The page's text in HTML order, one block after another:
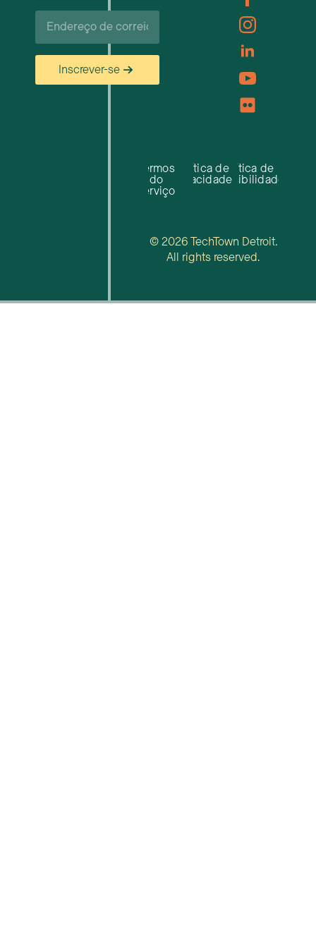
Correio
eletrónico*
Inscrever-se
Termos
do
serviço
Política de
privacidade
Política de
acessibilidade
© 2026 TechTown Detroit.
All rights reserved.